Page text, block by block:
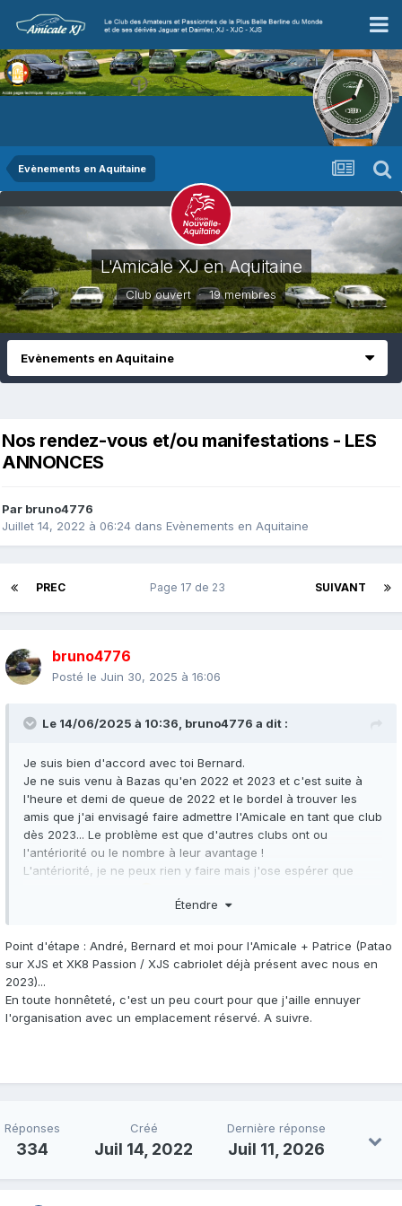
Evènements en Aquitaine
L'Amicale XJ en Aquitaine
Club ouvert · 19 membres
Evènements en Aquitaine
Nos rendez-vous et/ou manifestations - LES
ANNONCES
Par bruno4776
Juillet 14, 2022 à 06:24 dans Evènements en Aquitaine
PREC SUIVANT
Page 17 de 23
bruno4776
Posté le Juin 30, 2025 à 16:06
Le 14/06/2025 à 10:36, bruno4776 a dit :
Je suis bien d'accord avec toi Bernard.
Je ne suis venu à Bazas qu'en 2022 et 2023 et c'est suite à
l'heure et demi de queue de 2022 et le bordel à trouver les
amis que j'ai envisagé faire admettre l'Amicale en tant que club
dès 2023... Le problème est que d'autres clubs ont ou
l'antériorité ou le nombre à leur avantage !
L'antériorité, je ne peux rien y faire mais j'ose espérer que
rapprochement du centre historique.
développe aussi l'idée de nous rejoindre sur d'autres forums
😀.
Entre-temps, j'ai déjà eu la confirmation de notre acceptation...
Mais, ça, on s'en doutait
😂
Une deuxième affiche :
Étendre
Point d'étape : André, Bernard et moi pour l'Amicale + Patrice (Patao
sur XJS et XK8 Passion / XJS cabriolet déjà présent avec nous en
2023)...
En toute honnêteté, c'est un peu court pour que j'aille ennuyer
l'organisation avec un emplacement réservé. A suivre.
Réponses
334
Créé
Juil 14, 2022
Dernière réponse
Juil 11, 2026